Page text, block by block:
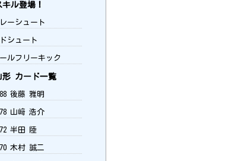
ル登場！
ーシュート
シュート
ルフリーキック
形 カード一覧
後藤 雅明
山﨑 浩介
半田 陸
木村 誠二